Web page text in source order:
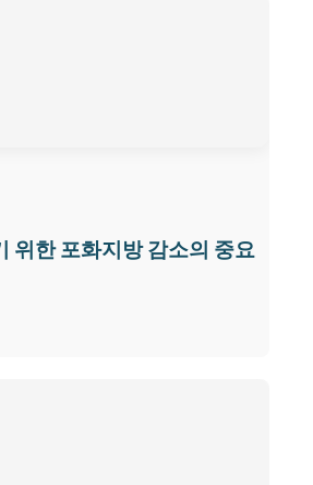
위한 포화지방 감소의 중요